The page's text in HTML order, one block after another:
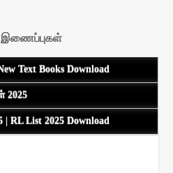
இணைப்புகள்
Text Books Download
2025
| RL List 2025 Download